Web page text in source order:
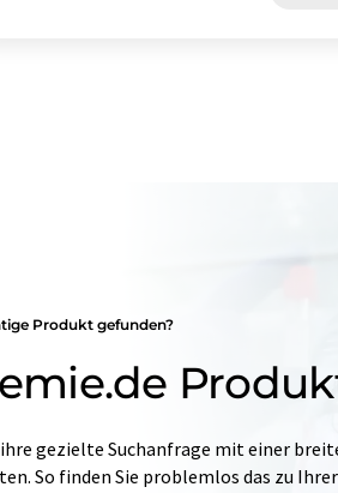
Produkt gefunden?
gezielte Suchanfrage mit einer
So finden Sie problemlos das zu